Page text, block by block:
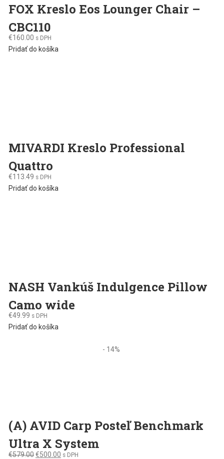
FOX Kreslo Eos Lounger Chair –
CBC110
€160.00 s DPH
Pridať do košíka
MIVARDI Kreslo Professional
Quattro
€113.49 s DPH
Pridať do košíka
NASH Vankúš Indulgence Pillow
Camo wide
€49.99 s DPH
Pridať do košíka
- 14%
(A) AVID Carp Posteľ Benchmark
Ultra X System
€579.00Original
€500.00 Current
s DPH